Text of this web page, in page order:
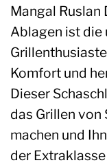
Mangal Ruslan
Ablagen ist
Komfort und
Dieser
das Grillen von
machen und
der